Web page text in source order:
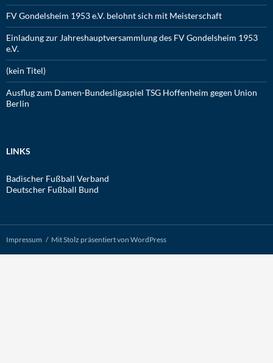
FV Gondelsheim 1953 e.V. belohnt sich mit Meisterschaft
Einladung zur Jahreshauptversammlung des FV Gondelsheim 1953
e.V.
(kein Titel)
Ausflug zum Damen-Bundesligaspiel TSG Hoffenheim gegen Union
Berlin
LINKS
Badischer Fußball Verband
Deutscher Fußball Bund
Impressum Mit Stolz präsentiert von WordPress